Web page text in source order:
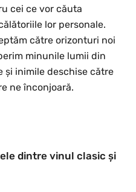
cei ce vor căuta
lor personale.
către orizonturi noi
minunile lumii din
și inimile deschise către
ne înconjoară.
dintre vinul clasic și